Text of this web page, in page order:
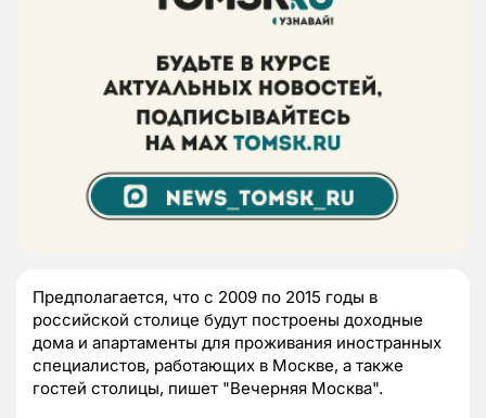
Предполагается, что с 2009 по 2015 годы в
российской столице будут построены доходные
дома и апартаменты для проживания иностранных
специалистов, работающих в Москве, а также
гостей столицы, пишет "Вечерняя Москва".